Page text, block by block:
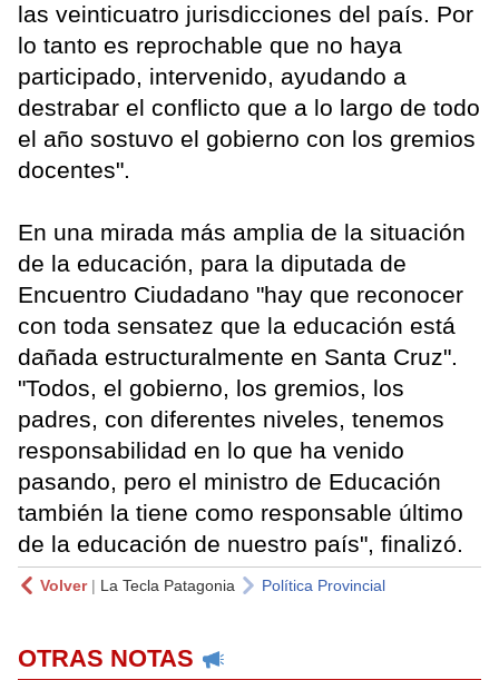
las veinticuatro jurisdicciones del país. Por
lo tanto es reprochable que no haya
participado, intervenido, ayudando a
destrabar el conflicto que a lo largo de todo
el año sostuvo el gobierno con los gremios
docentes".
En una mirada más amplia de la situación
de la educación, para la diputada de
Encuentro Ciudadano "hay que reconocer
con toda sensatez que la educación está
dañada estructuralmente en Santa Cruz".
"Todos, el gobierno, los gremios, los
padres, con diferentes niveles, tenemos
responsabilidad en lo que ha venido
pasando, pero el ministro de Educación
también la tiene como responsable último
de la educación de nuestro país", finalizó.
Volver| La Tecla Patagonia Política Provincial
OTRAS NOTAS